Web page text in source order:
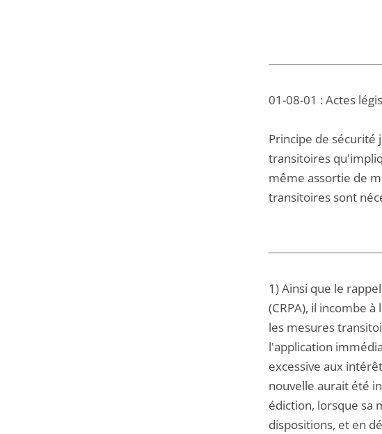
01-08-01 : Actes
Principe de
transitoires
même assortie de
transitoires sont
1) Ainsi que le
(CRPA), il incombe
les mesures
l'application
excessive aux
nouvelle aurait été
édiction, lorsque sa
dispositions, et en